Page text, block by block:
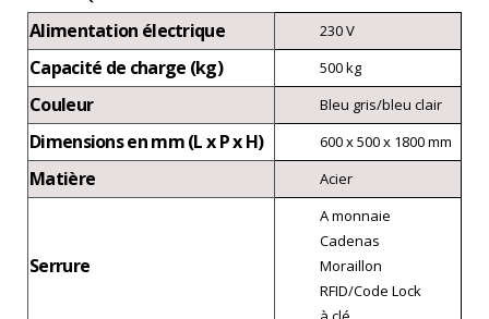
Alimentation électrique 230 V
Capacité de charge (kg) 500 kg
Couleur Bleu gris/bleu clair
Dimensions en mm (L x P x H) 600 x 500 x 1800 mm
Matière Acier
Serrure
A monnaie
Cadenas
Moraillon
RFID/Code Lock